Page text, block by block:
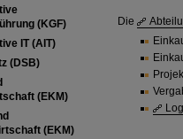
(KGF)
IT (AIT)
(DSB)
(EKM)
(EKM)
Die